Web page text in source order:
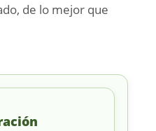
de lo mejor que